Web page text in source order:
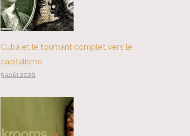
Cuba et le tournant complet vers le
capitalisme
5 août 2026